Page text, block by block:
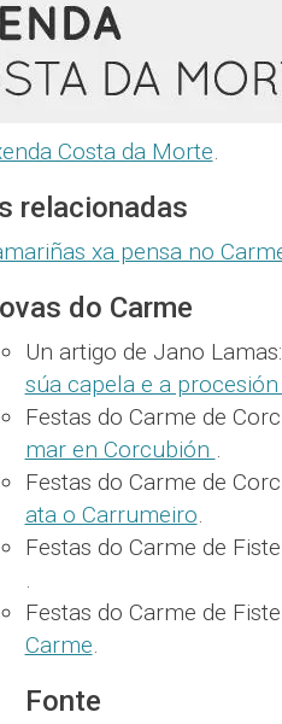
Costa da Morte.
relacionadas
xa pensa no
do Carme
Un artigo de Jano Lamas:
súa capela e a
Festas do Carme de
mar en Corcubión .
Festas do Carme de
ata o Carrumeiro.
Festas do Carme de
.
Festas do Carme de
Carme.
Fonte